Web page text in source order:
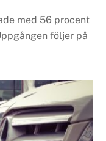
med 56 procent
följer på